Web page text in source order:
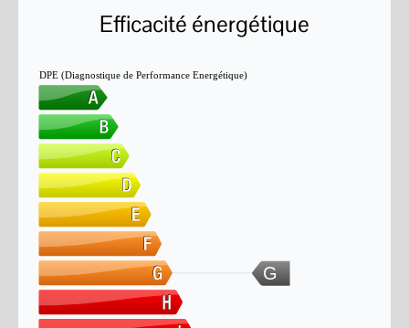
Efficacité énergétique
G
DPE (Diagnostique de Performance Energétique)